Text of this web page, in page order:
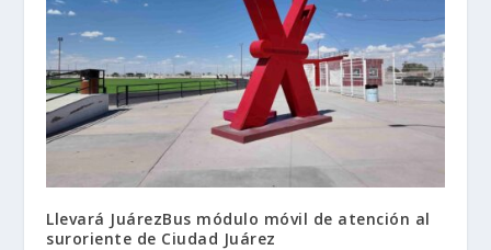
Llevará JuárezBus módulo móvil de atención al
suroriente de Ciudad Juárez